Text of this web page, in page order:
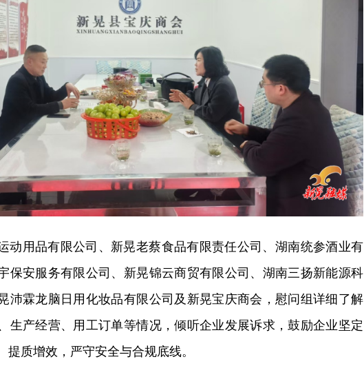
动用品有限公司、新晃老蔡食品有限责任公司、湖南统参酒业有
保安服务有限公司、新晃锦云商贸有限公司、湖南三扬新能源科
沛霖龙脑日用化妆品有限公司及新晃宝庆商会，慰问组详细了解
生产经营、用工订单等情况，倾听企业发展诉求，鼓励企业坚定
提质增效，严守安全与合规底线。